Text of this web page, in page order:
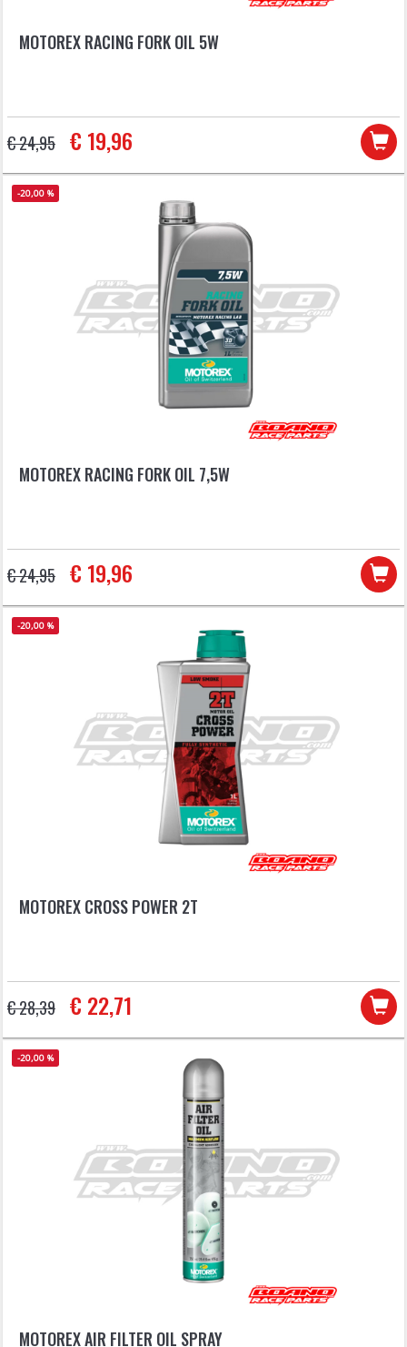
MOTOREX RACING FORK OIL 5W
€ 24,95 € 19,96
-20,00 %
MOTOREX RACING FORK OIL 7,5W
€ 24,95 € 19,96
-20,00 %
MOTOREX CROSS POWER 2T
€ 28,39 € 22,71
-20,00 %
MOTOREX AIR FILTER OIL SPRAY